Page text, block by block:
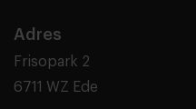
Adres
Frisopark 2
6711 WZ Ede